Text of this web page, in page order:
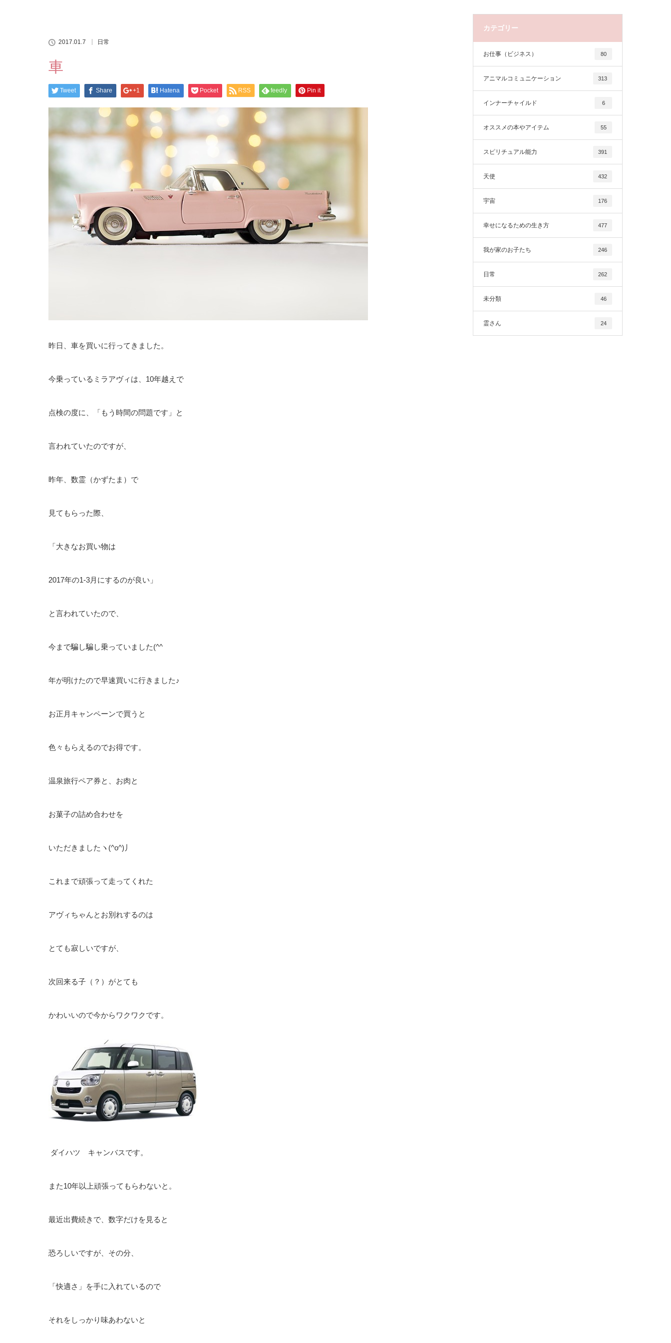
2017.01.7 日常
車
Tweet Share +1 Hatena Pocket RSS feedly Pin it
昨日、車を買いに行ってきました。
今乗っているミラアヴィは、10年越えで
点検の度に、「もう時間の問題です」と
言われていたのですが、
昨年、数霊（かずたま）で
見てもらった際、
「大きなお買い物は
2017年の1-3月にするのが良い」
と言われていたので、
今まで騙し騙し乗っていました(^^ゞ
年が明けたので早速買いに行きました♪
お正月キャンペーンで買うと
色々もらえるのでお得です。
温泉旅行ペア券と、お肉と
お菓子の詰め合わせを
いただきましたヽ(^o^)丿
これまで頑張って走ってくれた
アヴィちゃんとお別れするのは
とても寂しいですが、
次回来る子（？）がとても
かわいいので今からワクワクです。
ダイハツ キャンバスです。
また10年以上頑張ってもらわないと。
最近出費続きで、数字だけを見ると
恐ろしいですが、その分、
「快適さ」を手に入れているので
それをしっかり味あわないと
カテゴリー
お仕事（ビジネス） 80
アニマルコミュニケーション 313
インナーチャイルド 6
オススメの本やアイテム 55
スピリチュアル能力 391
天使 432
宇宙 176
幸せになるための生き方 477
我が家のお子たち 246
日常 262
未分類 46
霊さん 24